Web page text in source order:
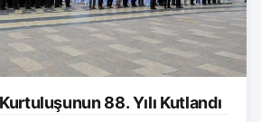
88. Yılı Kutlandı